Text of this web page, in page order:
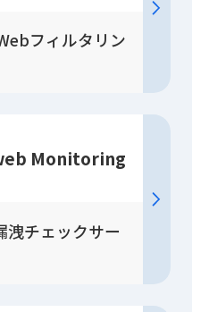
フィルタリン
Monitoring
洩チェックサー